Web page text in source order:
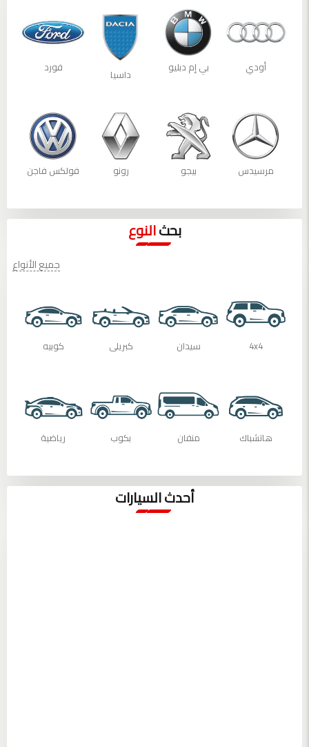
أودي بي إم دبليو داسيا فورد
مرسيدس بيجو رونو فولكس فاجن
بحثالنوع
جميع الأنواع
4x4 سيدان كبريلى كوبيه
هاتشباك منفان بكوب رياضية
أحدث السيارات